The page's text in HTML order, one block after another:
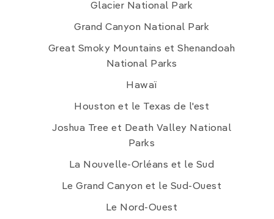
Glacier National Park
Grand Canyon National Park
Great Smoky Mountains et Shenandoah
National Parks
Hawaï
Houston et le Texas de l'est
Joshua Tree et Death Valley National
Parks
La Nouvelle-Orléans et le Sud
Le Grand Canyon et le Sud-Ouest
Le Nord-Ouest